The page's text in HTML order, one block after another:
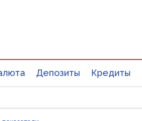
Депозиты Кредиты